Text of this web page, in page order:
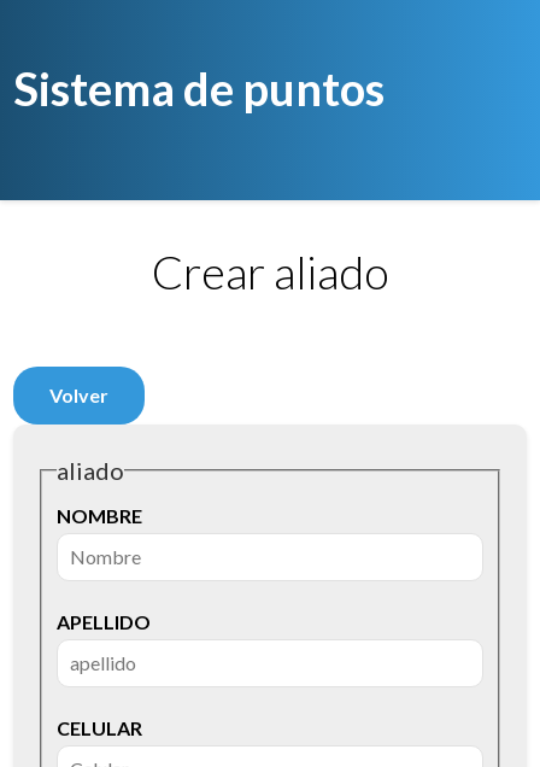
Sistema de puntos
Crear aliado
Volver
aliado
NOMBRE
APELLIDO
CELULAR